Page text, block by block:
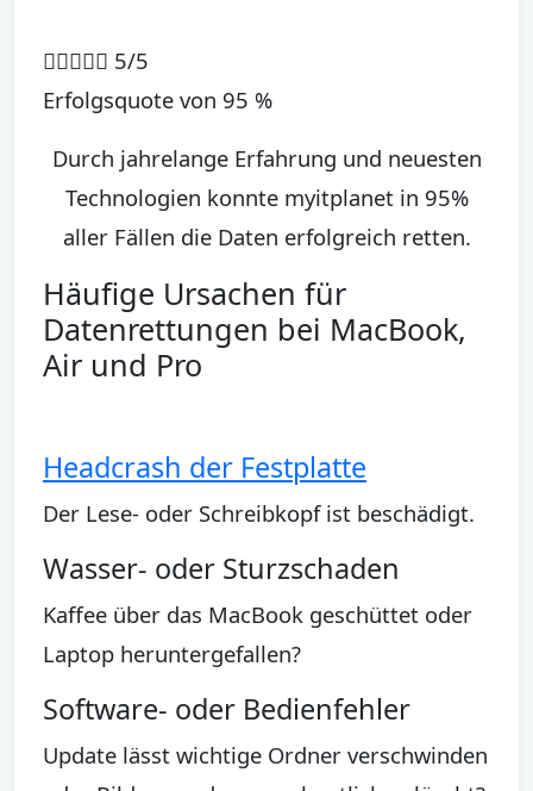
 5/5
Erfolgsquote von 95 %
Durch jahrelange Erfahrung und neuesten
Technologien konnte myitplanet in 95%
aller Fällen die Daten erfolgreich retten.
Häufige Ursachen für
Datenrettungen bei MacBook,
Air und Pro
Headcrash der Festplatte
Der Lese- oder Schreibkopf ist beschädigt.
Wasser- oder Sturzschaden
Kaffee über das MacBook geschüttet oder
Laptop heruntergefallen?
Software- oder Bedienfehler
Update lässt wichtige Ordner verschwinden